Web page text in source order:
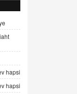
hapsi
hapsi